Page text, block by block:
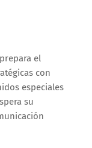
el
con
especiales
su